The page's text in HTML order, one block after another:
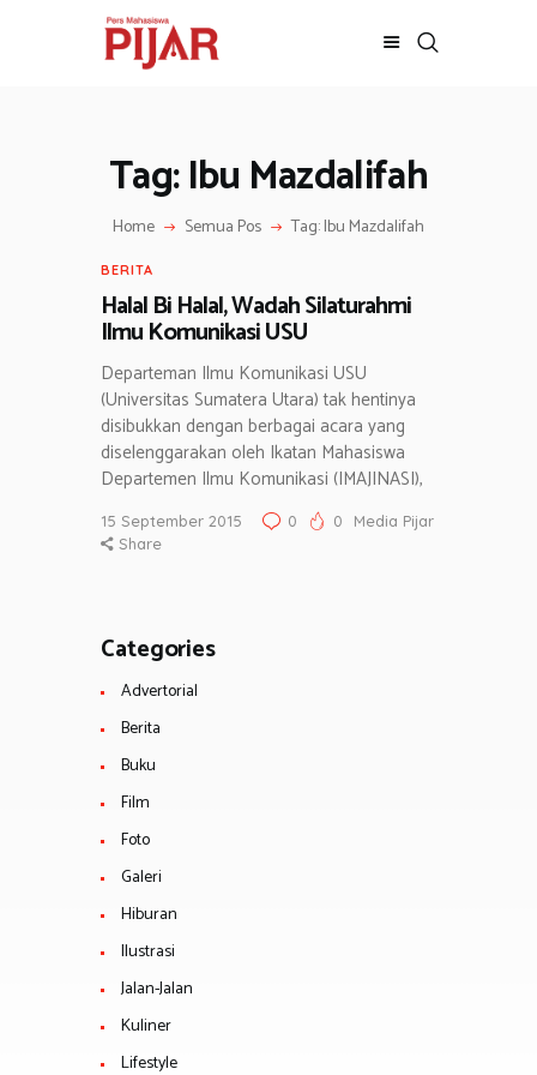
Tag: Ibu Mazdalifah
Home Semua Pos Tag: Ibu Mazdalifah
BERITA
ADVERTORIAL
SOSOK
GALERI
HIBURAN
JALAN-JALAN
GAYA HIDUP
OLAHRAGA
OPINI
BERITA
Halal Bi Halal, Wadah Silaturahmi
Ilmu Komunikasi USU
Departeman Ilmu Komunikasi USU
(Universitas Sumatera Utara) tak hentinya
disibukkan dengan berbagai acara yang
diselenggarakan oleh Ikatan Mahasiswa
Departemen Ilmu Komunikasi (IMAJINASI),
15 September 2015 0 0
Media Pijar
Share
Categories
Advertorial
Berita
Buku
Film
Foto
Galeri
Hiburan
Ilustrasi
Jalan-Jalan
Kuliner
Lifestyle